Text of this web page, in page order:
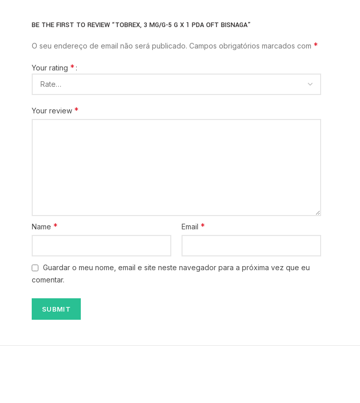
BE THE FIRST TO REVIEW “TOBREX, 3 MG/G-5 G X 1 PDA OFT BISNAGA”
O seu endereço de email não será publicado. Campos obrigatórios marcados com *
Your rating *
Your review *
Name * Email *
Guardar o meu nome, email e site neste navegador para a próxima vez que eu
comentar.